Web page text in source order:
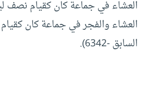
العشاء في جماعة كان كقيام نصف
العشاء والفجر في جماعة كان كقيام
السابق -6342).